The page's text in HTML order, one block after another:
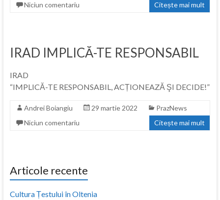
Niciun comentariu
Citește mai mult
IRAD IMPLICĂ-TE RESPONSABIL
IRAD
“IMPLICĂ-TE RESPONSABIL, ACȚIONEAZĂ ŞI DECIDE!”
Andrei Boiangiu 29 martie 2022
PrazNews
Niciun comentariu
Citește mai mult
Articole recente
Cultura Țestului în Oltenia